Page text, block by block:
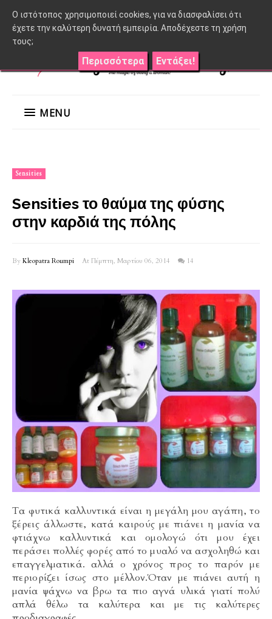
MENU
Sensities
Sensities το θαύμα της φύσης
στην καρδιά της πόλης
By Kleopatra Roumpi At Πέμπτη, Μαρτίου 06, 2014 14
Τα φυτικά καλλυντικά είναι η μεγάλη μου αγάπη, το
ξέρεις άλλωστε, κατά καιρούς με πιάνει η μανία να
φτιάχνω καλλυντικά και ομολογώ ότι μου έχει
περάσει πολλές φορές από το μυαλό να ασχοληθώ και
επαγγελματικά. αλλά ο χρόνος προς το παρόν με
περιορίζει ίσως στο μέλλον.Όταν με πιάνει αυτή η
μανία ψάχνω να βρω τα πιο αγνά υλικά γιατί πολύ
απλά θέλω τα καλύτερα και με τις καλύτερες
O ιστότοπος χρησιμοποιεί cookies, για να διασφαλίσει ότι
έχετε την καλύτερη δυνατή εμπειρία. Αποδέχεστε τη χρήση
τους;
Περισσότερα Εντάξει!